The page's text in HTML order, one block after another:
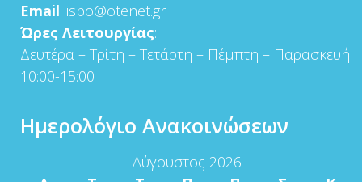
Email: ispo@otenet.gr
Ώρες Λειτουργίας:
Δευτέρα – Τρίτη – Τετάρτη – Πέμπτη – Παρασκευή
10:00-15:00
Ημερολόγιο Ανακοινώσεων
Αύγουστος 2026